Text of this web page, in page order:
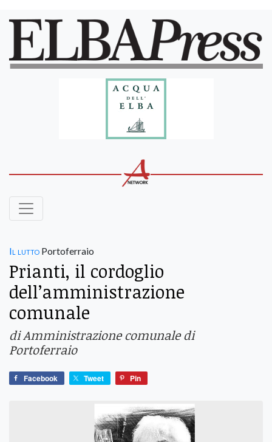
Il lutto Portoferraio
Prianti, il cordoglio
dell’amministrazione
comunale
di Amministrazione comunale di
Portoferraio
Facebook Tweet Pin